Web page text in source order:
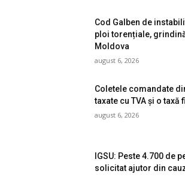
Cod Galben de
ploi torențiale,
Moldova
august 6, 2026
Coletele comandate
taxate cu TVA și o taxă
august 6, 2026
IGSU: Peste 4.700 de
solicitat ajutor din